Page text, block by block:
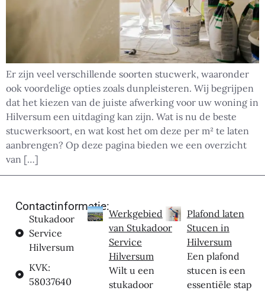
Er zijn veel verschillende soorten stucwerk, waaronder
ook voordelige opties zoals dunpleisteren. Wij begrijpen
dat het kiezen van de juiste afwerking voor uw woning in
Hilversum een uitdaging kan zijn. Wat is nu de beste
stucwerksoort, en wat kost het om deze per m² te laten
aanbrengen? Op deze pagina bieden we een overzicht
van […]
Contactinformatie:
Stukadoor
Service
Hilversum
KVK:
58037640
Werkgebied
van Stukadoor
Service
Hilversum
Wilt u een
stukadoor
Plafond laten
Stucen in
Hilversum
Een plafond
stucen is een
essentiële stap